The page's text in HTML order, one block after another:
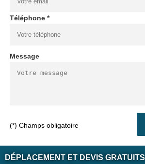
Téléphone *
Message
(*) Champs obligatoire
DÉPLACEMENT ET DEVIS GRATUITS